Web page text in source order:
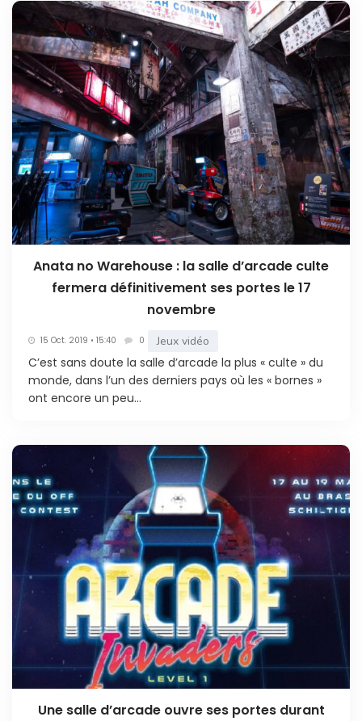
Anata no Warehouse : la salle d’arcade culte
fermera définitivement ses portes le 17
novembre
15 Oct. 2019 • 15:40 0 Jeux vidéo
C’est sans doute la salle d’arcade la plus « culte » du
monde, dans l’un des derniers pays où les « bornes »
ont encore un peu...
Une salle d’arcade ouvre ses portes durant